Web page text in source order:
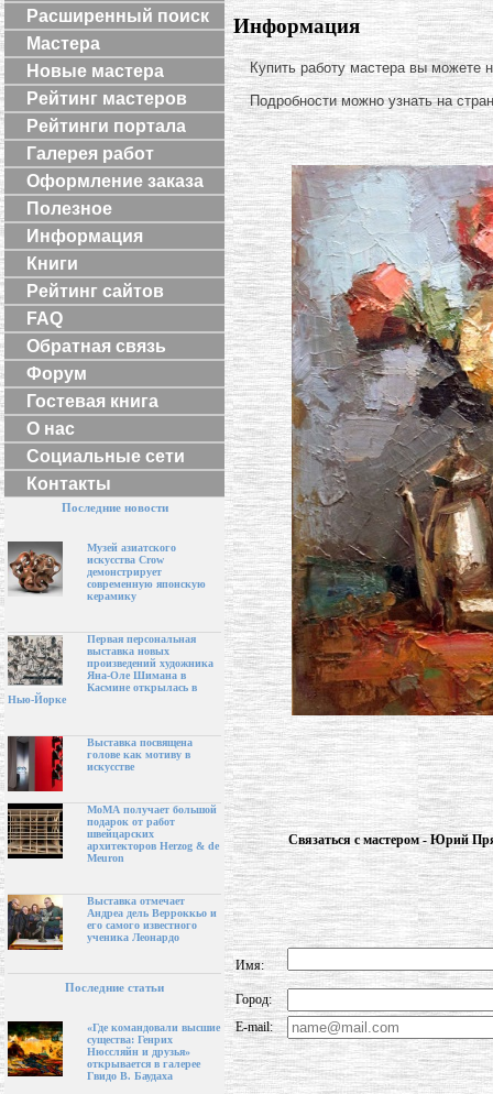
Расширенный поиск
Мастера
Новые мастера
Рейтинг мастеров
Рейтинги портала
Галерея работ
Оформление заказа
Полезное
Информация
Книги
Рейтинг сайтов
FAQ
Обратная связь
Форум
Гостевая книга
О нас
Социальные сети
Контакты
Последние новости
Музей азиатского
искусства Crow
демонстрирует
современную японскую
керамику
Первая персональная
выставка новых
произведений художника
Яна-Оле Шимана в
Касмине открылась в
Нью-Йорке
Выставка посвящена
голове как мотиву в
искусстве
МоМА получает большой
подарок от работ
швейцарских
архитекторов Herzog & de
Meuron
Выставка отмечает
Андреа дель Верроккьо и
его самого известного
ученика Леонардо
Последние статьи
«Где командовали высшие
существа: Генрих
Нюссляйн и друзья»
открывается в галерее
Гвидо В. Баудаха
Информация
Купить работу мастера вы можете
Подробности можно узнать на
Связаться с мастером - Юрий
Имя:
Город:
E-mail: